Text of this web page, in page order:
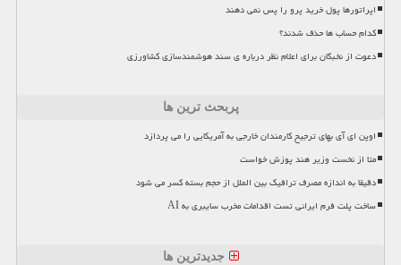
اپراتورها پول خرید پرو را پس نمی دهند
کدام حساب ها حذف شدند؟
دعوت از نخبگان برای اعلام نظر درباره ی سند هوشمندسازی کشاورزی
پربحث ترین ها
اوپن ای آی بهای ترجیح کارمندان خارجی به آمریکایی را می پردازد
متا از نخست وزیر هند پوزش خواست
دقیقا به اندازه مصرف ترافیک بین الملل از حجم بسته کسر می شود
ساخت پلت فرم ایرانی تست اقدامات مخرب سایبری به AI
جدیدترین ها